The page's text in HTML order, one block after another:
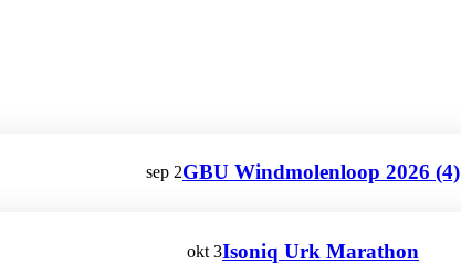
sep 2GBU Windmolenloop 2026 (4)
okt 3Isoniq Urk Marathon